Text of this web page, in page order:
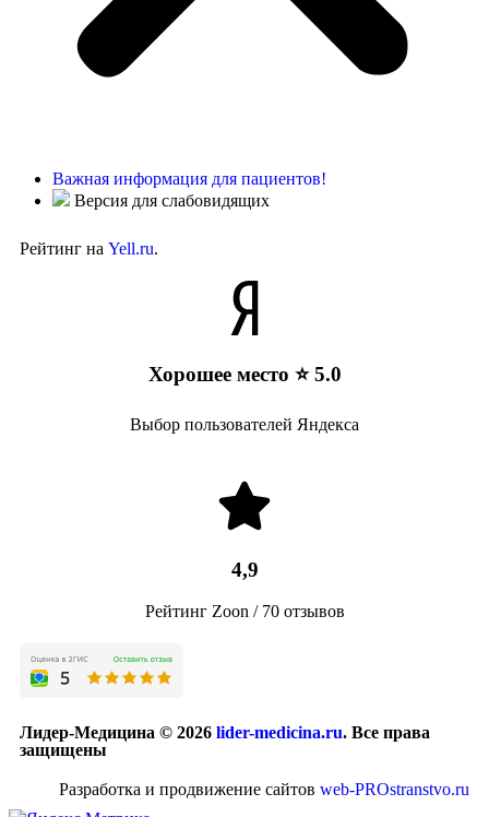
Важная информация для пациентов!
Версия для слабовидящих
Рейтинг на Yell.ru.
Хорошее место ⭐ 5.0
Выбор пользователей Яндекса
4,9
Рейтинг Zoon / 70 отзывов
Лидер-Медицина © 2026 lider-medicina.ru. Все права
защищены
Разработка и продвижение сайтов web-PROstranstvo.ru